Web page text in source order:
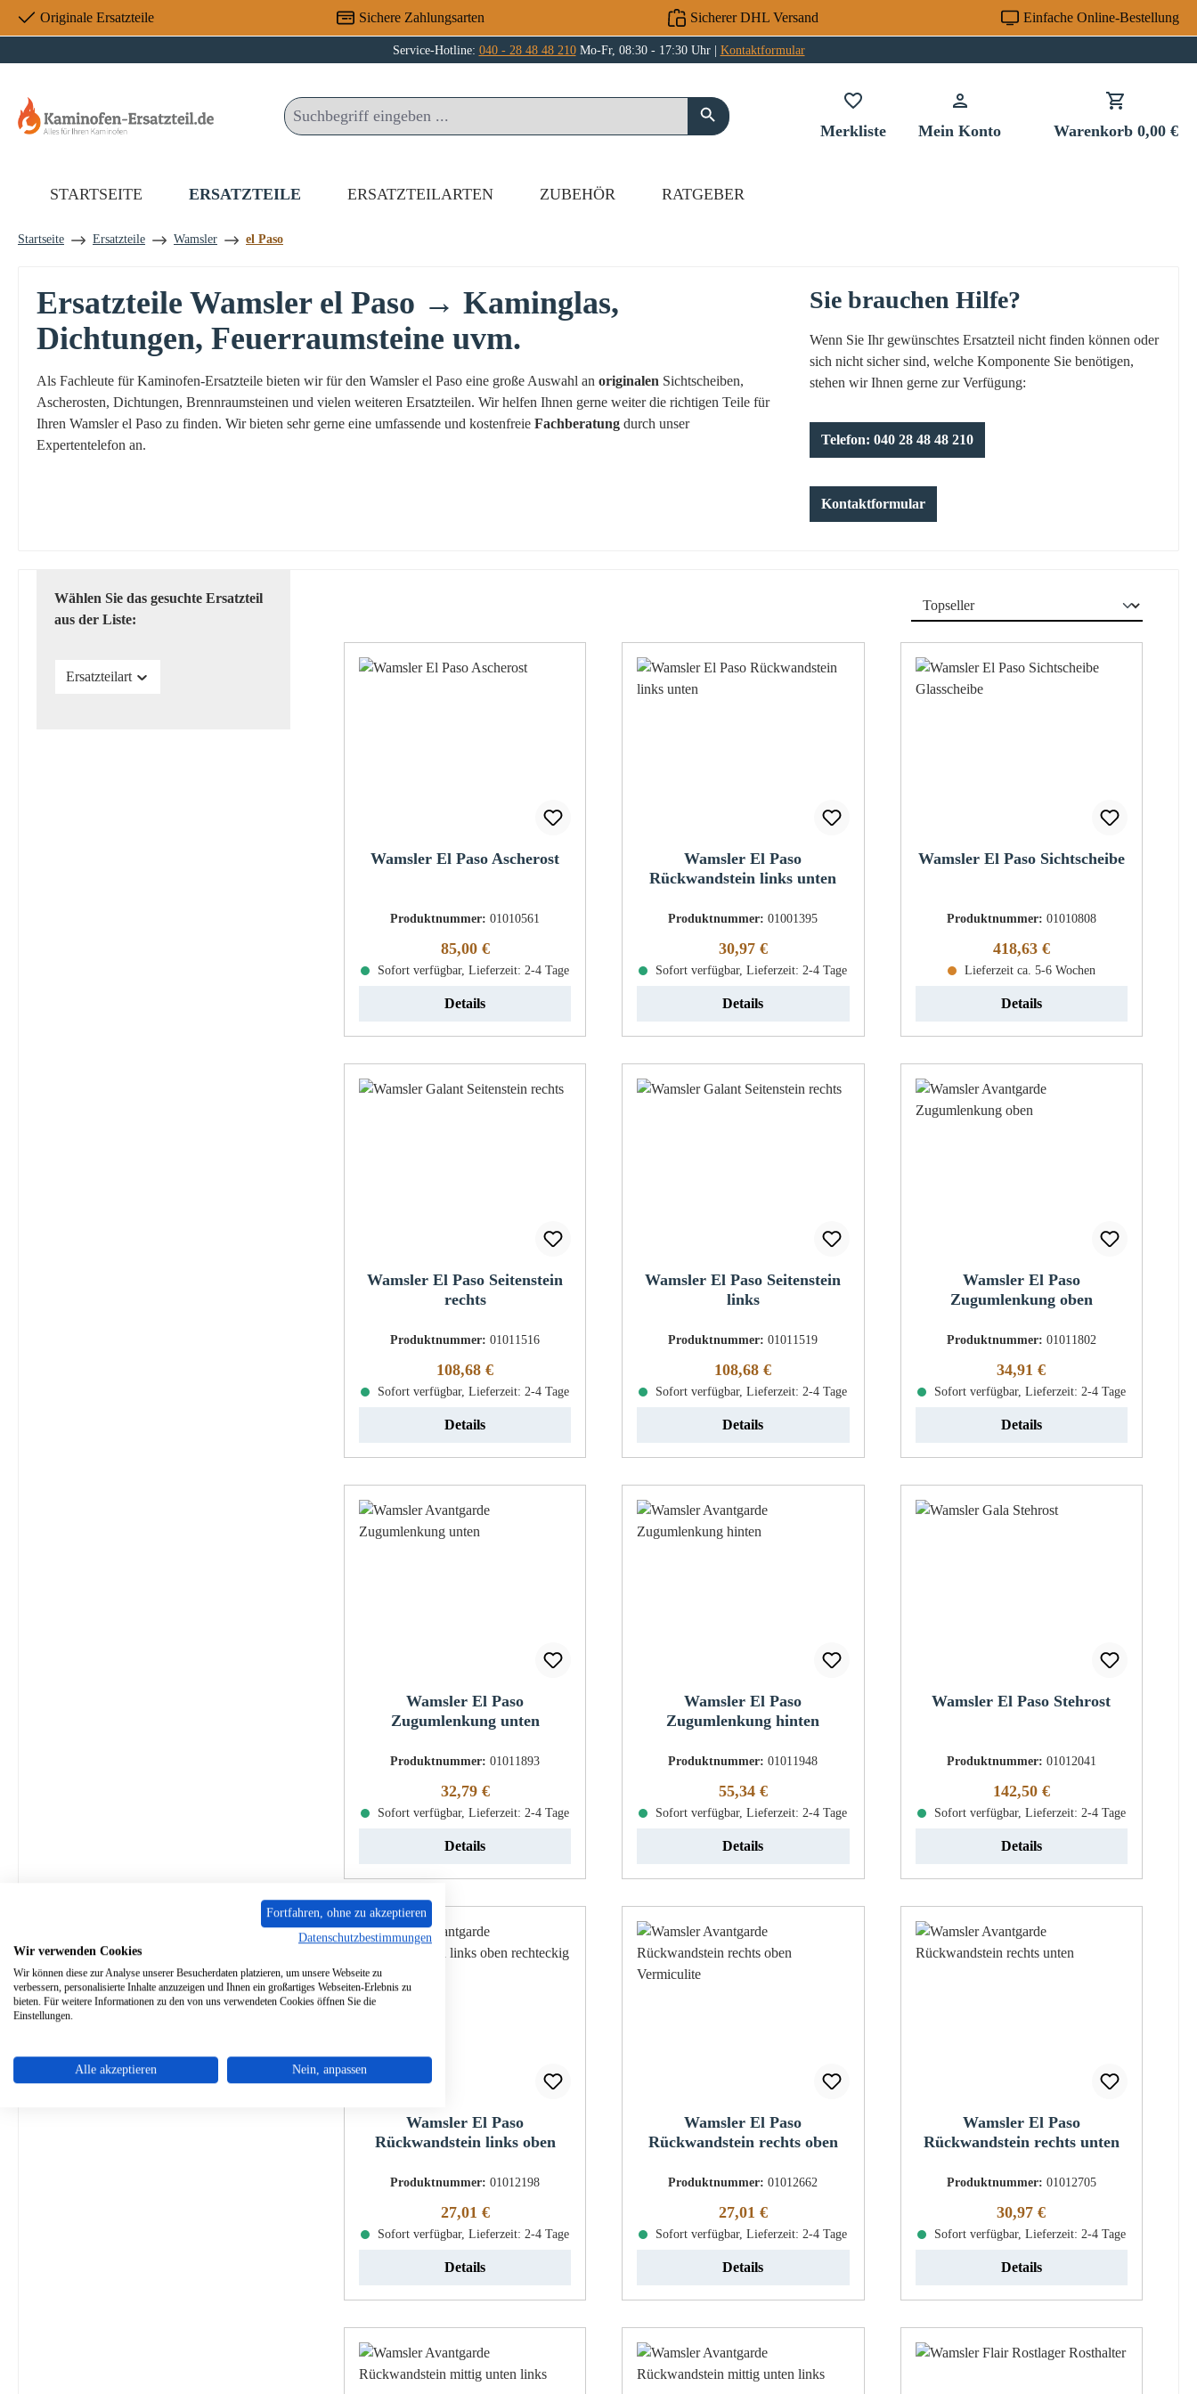
Hauptinhalt springen
Zur Suche springen
Zur Hauptnavigation springen
Originale Ersatzteile Sichere Zahlungsarten Sicherer DHL Versand Einfache Online-Bestellung
Service-Hotline: 040 - 28 48 48 210Mo-Fr, 08:30 - 17:30 Uhr | Kontaktformular
MerklisteDu hast 0 Produkte auf dem Merkzettel
Mein Konto Warenkorb 0,00 €
STARTSEITE ERSATZTEILE ERSATZTEILARTEN ZUBEHÖR RATGEBER
Startseite Ersatzteile Wamsler el Paso
Ersatzteile Wamsler el Paso → Kaminglas,
Dichtungen, Feuerraumsteine uvm.
Als Fachleute für Kaminofen-Ersatzteile bieten wir für den Wamsler el Paso eine große Auswahl an originalen Sichtscheiben,
Ascherosten, Dichtungen, Brennraumsteinen und vielen weiteren Ersatzteilen. Wir helfen Ihnen gerne weiter die richtigen Teile für
Ihren Wamsler el Paso zu finden. Wir bieten sehr gerne eine umfassende und kostenfreie Fachberatung durch unser
Expertentelefon an.
Sie brauchen Hilfe?
Wenn Sie Ihr gewünschtes Ersatzteil nicht finden können oder
sich nicht sicher sind, welche Komponente Sie benötigen,
stehen wir Ihnen gerne zur Verfügung:
Telefon: 040 28 48 48 210
Kontaktformular
Wählen Sie das gesuchte Ersatzteil
aus der Liste:
Ersatzteilart
Wamsler El Paso Ascherost
Produktnummer:01010561
Regulärer Preis:
85,00 €
Sofort verfügbar, Lieferzeit: 2-4 Tage
Details
Wamsler El Paso
Rückwandstein links unten
Produktnummer:01001395
Regulärer Preis:
30,97 €
Sofort verfügbar, Lieferzeit: 2-4 Tage
Details
Wamsler El Paso Sichtscheibe
Produktnummer: 01010808
Regulärer Preis:
418,63 €
Lieferzeit ca. 5-6 Wochen
Details
Wamsler El Paso Seitenstein
rechts
Produktnummer:01011516
Regulärer Preis:
108,68 €
Sofort verfügbar, Lieferzeit: 2-4 Tage
Details
Wamsler El Paso Seitenstein
links
Produktnummer:01011519
Regulärer Preis:
108,68 €
Sofort verfügbar, Lieferzeit: 2-4 Tage
Details
Wamsler El Paso
Zugumlenkung oben
Produktnummer: 01011802
Regulärer Preis:
34,91 €
Sofort verfügbar, Lieferzeit: 2-4 Tage
Details
Wamsler El Paso
Zugumlenkung unten
Produktnummer:01011893
Regulärer Preis:
32,79 €
Sofort verfügbar, Lieferzeit: 2-4 Tage
Details
Wamsler El Paso
Zugumlenkung hinten
Produktnummer:01011948
Regulärer Preis:
55,34 €
Sofort verfügbar, Lieferzeit: 2-4 Tage
Details
Wamsler El Paso Stehrost
Produktnummer: 01012041
Regulärer Preis:
142,50 €
Sofort verfügbar, Lieferzeit: 2-4 Tage
Details
Wamsler El Paso
Rückwandstein links oben
Produktnummer:01012198
Regulärer Preis:
27,01 €
Sofort verfügbar, Lieferzeit: 2-4 Tage
Details
Wamsler El Paso
Rückwandstein rechts oben
Produktnummer:01012662
Regulärer Preis:
27,01 €
Sofort verfügbar, Lieferzeit: 2-4 Tage
Details
Wamsler El Paso
Rückwandstein rechts unten
Produktnummer: 01012705
Regulärer Preis:
30,97 €
Sofort verfügbar, Lieferzeit: 2-4 Tage
Details
Fortfahren, ohne zu akzeptieren
Datenschutzbestimmungen
Wir verwenden Cookies
Wir können diese zur Analyse unserer Besucherdaten platzieren, um unsere Webseite zu
verbessern, personalisierte Inhalte anzuzeigen und Ihnen ein großartiges Webseiten-Erlebnis zu
bieten. Für weitere Informationen zu den von uns verwendeten Cookies öffnen Sie die
Einstellungen.
Alle akzeptieren Nein, anpassen